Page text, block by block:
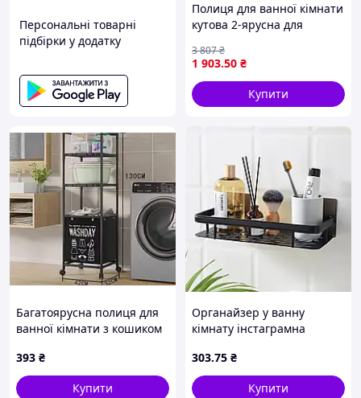
Персональні товарні
підбірки у додатку
Полиця для ванної кімнати
кутова 2-ярусна для
зберігання косметики і
аксесуарів
1 903.50 ₴
3 807₴
Купити
Багатоярусна полиця для
ванної кімнати з кошиком
393 ₴
Купити
Органайзер у ванну
кімнату інстаграмна
RACK AND197
303.75 ₴
Купити